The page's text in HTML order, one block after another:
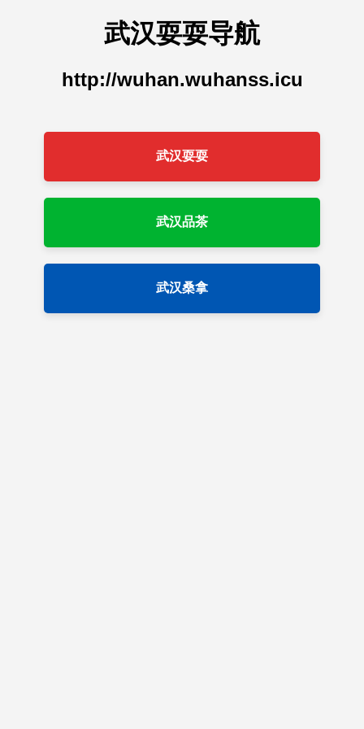
武汉耍耍导航
http://wuhan.wuhanss.icu
武汉耍耍
武汉品茶
武汉桑拿